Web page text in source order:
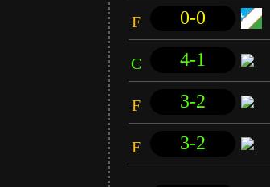
F 0-0
C 4-1
F 3-2
F 3-2